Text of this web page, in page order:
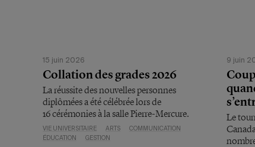
15 juin 2026
Collation des grades 2026
La réussite des nouvelles personnes
diplômées a été célébrée lors de
16 cérémonies à la salle Pierre-Mercure.
VIE UNIVERSITAIRE ARTS
COMMUNICATION
ÉDUCATION
GESTION
9 juin
Le